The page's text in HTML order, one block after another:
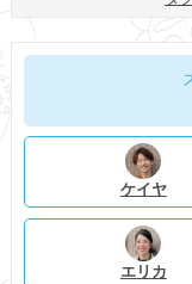
ケイヤ
エリカ